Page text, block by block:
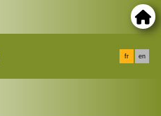
fr en